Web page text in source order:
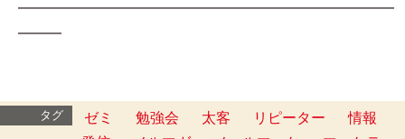
━━━━━━━━━━━━━━━━━━━━━━━━━━
━━━
タグ ゼミ 勉強会 太客 リピーター
情報